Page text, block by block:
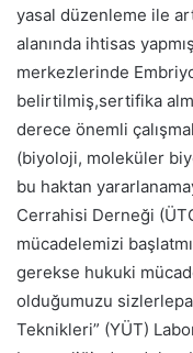
yasal düzenleme ile
alanında ihtisas
merkezlerinde
belirtilmiş,sertifika
derece önemli
(biyoloji, moleküler
bu haktan
Cerrahisi Derneği
mücadelemizi
gerekse hukuki
olduğumuzu
Teknikleri” (YÜT)